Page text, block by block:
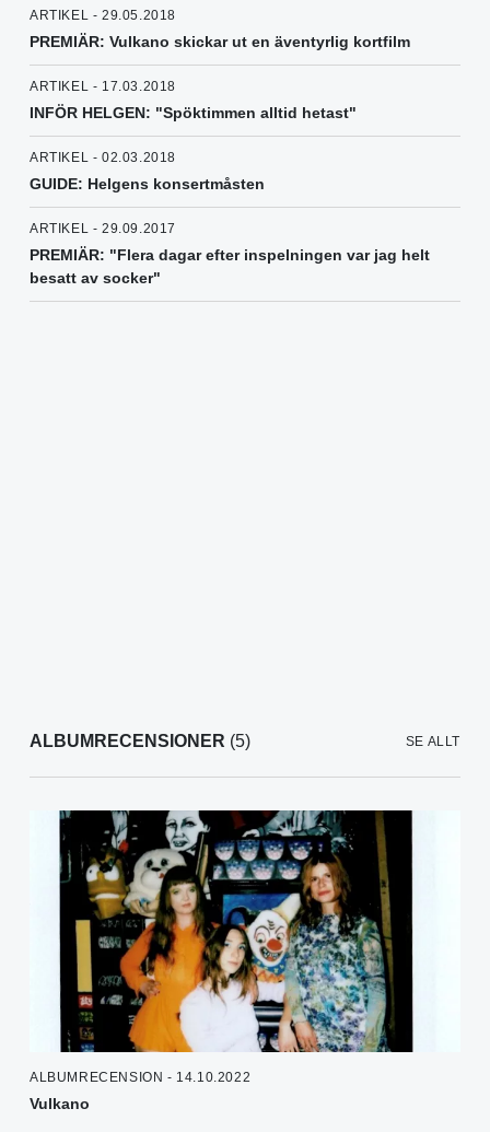
ARTIKEL - 29.05.2018
PREMIÄR: Vulkano skickar ut en äventyrlig kortfilm
ARTIKEL - 17.03.2018
INFÖR HELGEN: "Spöktimmen alltid hetast"
ARTIKEL - 02.03.2018
GUIDE: Helgens konsertmåsten
ARTIKEL - 29.09.2017
PREMIÄR: "Flera dagar efter inspelningen var jag helt
besatt av socker"
ALBUMRECENSIONER (5) SE ALLT
ALBUMRECENSION - 14.10.2022
Vulkano